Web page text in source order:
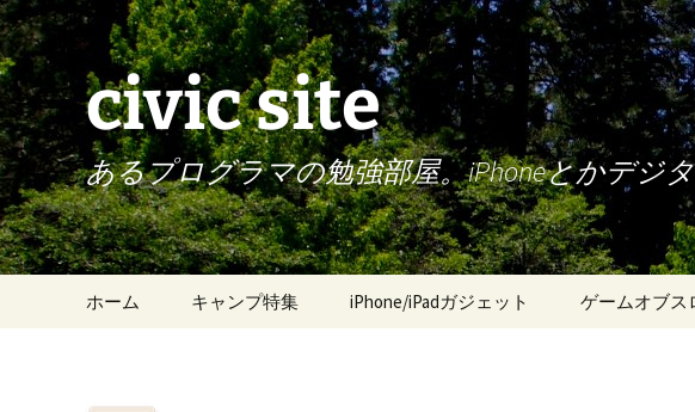
civic site
あるプログラマの勉強部屋。iPhoneとかデジ
ホーム キャンプ特集 iPhone/iPadガジェット ゲームオブス